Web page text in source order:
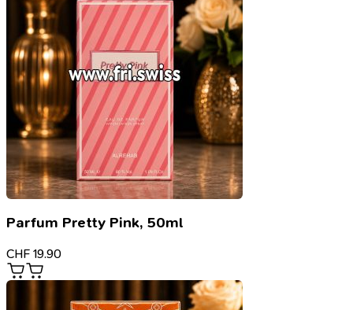
Parfum Pretty Pink, 50ml
CHF 19.90